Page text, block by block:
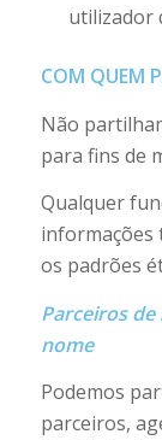
utilizador
COM QUEM
Não
para fins de
Qualquer
informações
os padrões
Parceiros
nome
Podemos
parceiros,